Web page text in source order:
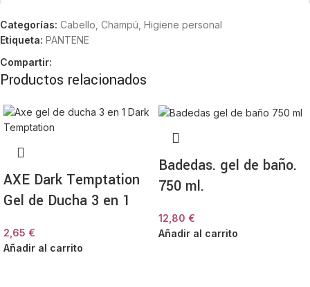
Su fórmula suave permite utilizarla a diario sin resecar el cabello.
También es adecuada para diferentes tipos de rizo, desde ondas
suaves hasta rizos más marcados. Además, ayuda a mantener el
peinado durante horas.
Características principales
Define y controla los rizos.
Fórmula Pro-V con nutrientes.
Textura ligera que no apelmaza.
Formato 300 ml.
Nombre*
Categorías: Cabello Champú Higiene personal
Etiqueta: PANTENE
Compartir:
Productos relacionados
AXE Dark Temptation
Gel de Ducha 3 en 1
2,65 €
Añadir al carrito
Badedas. gel de baño.
750 ml.
12,80 €
Añadir al carrito